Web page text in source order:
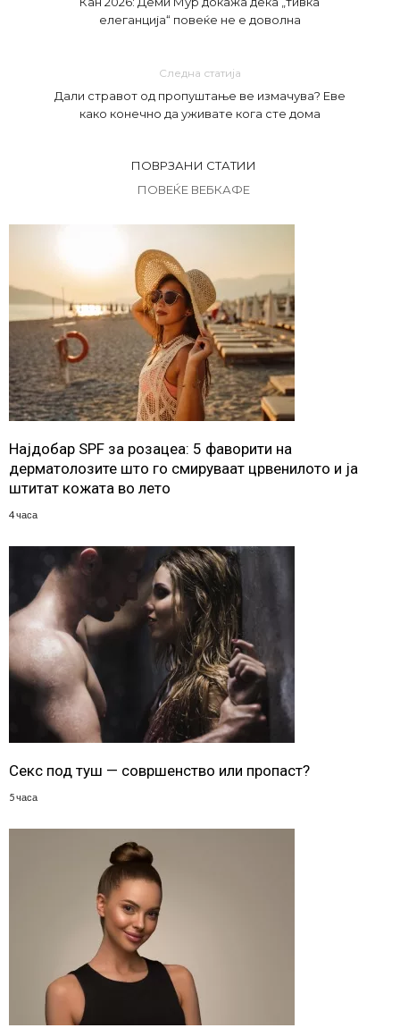
елеганција“ повеќе не е доволна
Следна статија
Дали стравот од пропуштање ве измачува? Еве
како конечно да уживате кога сте дома
ПОВРЗАНИ СТАТИИ
ПОВЕЌЕ ВЕБКАФЕ
Најдобар SPF за розацеа: 5 фаворити на
дерматолозите што го смируваат црвенилото и ја
штитат кожата во лето
4 часа
Секс под туш — совршенство или пропаст?
5 часа